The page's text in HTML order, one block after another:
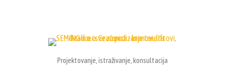
Projektovanje, istraživanje, konsultacija